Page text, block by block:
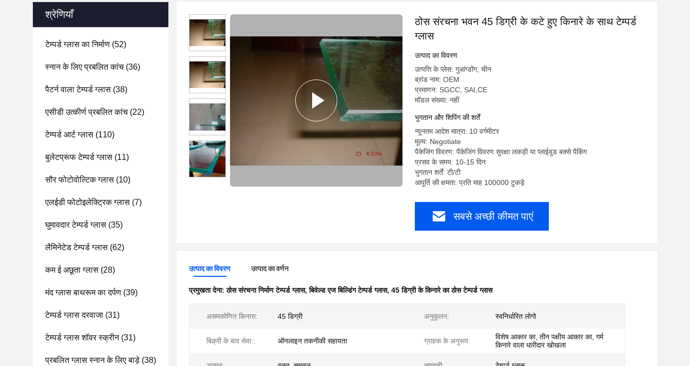
श्रेणियाँ
टेम्पर्ड ग्लास का निर्माण (52)
स्नान के लिए प्रबलित कांच (36)
पैटर्न वाला टेम्पर्ड ग्लास (38)
एसीडी उत्कीर्ण प्रबलित कांच (22)
टेम्पर्ड आर्ट ग्लास (110)
बुलेटप्रूफ टेम्पर्ड ग्लास (11)
सौर फोटोवोल्टिक ग्लास (10)
एलईडी फोटोइलेक्ट्रिक ग्लास (7)
घुमावदार टेम्पर्ड ग्लास (35)
लैमिनेटेड टेम्पर्ड ग्लास (62)
कम ई अछूता ग्लास (28)
मंद ग्लास बाथरूम का दर्पण (39)
टेम्पर्ड ग्लास दरवाजा (31)
टेम्पर्ड ग्लास शॉवर स्क्रीन(31)
प्रबलित ग्लास स्नान के लिए बाड़े (38)
ठोस संरचना भवन 45 डिग्री के कटे हुए किनारे के साथ टेम्पर्ड
ग्लास
उत्पाद का विवरण
उत्पत्ति के प्लेस: गुआंग्डोंग, चीन
ब्रांड नाम: OEM
प्रमाणन: SGCC, SAI,CE
मॉडल संख्या: नहीं
भुगतान और शिपिंग की शर्तें
न्यूनतम आदेश मात्रा: 10 वर्गमीटर
मूल्य: Negotiate
पैकेजिंग विवरण: पैकेजिंग विवरण सुरक्षा लकड़ी या प्लाईवुड बक्से पैकिंग
प्रसव के समय: 10-15 दिन
भुगतान शर्तें: टी/टी
आपूर्ति की क्षमता: प्रति माह 100000 टुकड़े
सबसे अच्छी कीमत पाएं
उत्पाद का विवरण उत्पाद का वर्णन
प्रमुखता देना:ठोस संरचना निर्माण टेम्पर्ड ग्लास,बिवेल्ड एज बिल्डिंग टेम्पर्ड ग्लास, 45 डिग्री के किनारे का ठोस टेम्पर्ड ग्लास
असमकोणित किनारा: 45 डिग्री अनुकूलन: स्वनिर्धारित लोगो
बिक्री के बाद सेवा:: ऑनलाइन तकनीकी सहायता ग्राहक के अनुरूप:
विशेष आकार का, तीन पक्षीय आकार का, गर्म
किनारे वाला धारीदार खोखला